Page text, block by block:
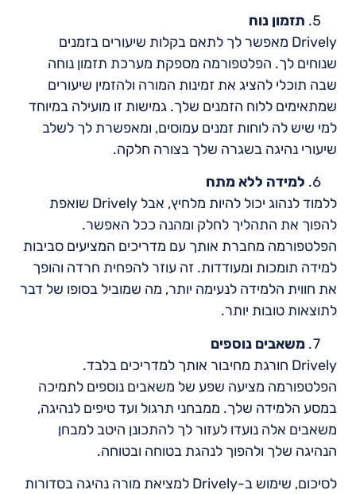
תזמון נוח
Drively מאפשר לך לתאם בקלות שיעורים בזמנים
שנוחים לך. הפלטפורמה מספקת מערכת תזמון נוחה
שבה תוכלי להציג את זמינות המורה ולהזמין שיעורים
שמתאימים ללוח הזמנים שלך. גמישות זו מועילה במיוחד
למי שיש לה לוחות זמנים עמוסים, ומאפשרת לך לשלב
שיעורי נהיגה בשגרה שלך בצורה חלקה.
למידה ללא מתח
ללמוד לנהוג יכול להיות מלחיץ, אבל Drively שואפת
להפוך את התהליך לחלק ומהנה ככל האפשר.
הפלטפורמה מחברת אותך עם מדריכים המציעים סביבות
למידה תומכות ומעודדות. זה עוזר להפחית חרדה והופך
את חווית הלמידה לנעימה יותר, מה שמוביל בסופו של דבר
לתוצאות טובות יותר.
משאבים נוספים
Drively חורגת מחיבור אותך למדריכים בלבד.
הפלטפורמה מציעה שפע של משאבים נוספים לתמיכה
במסע הלמידה שלך. ממבחני תרגול ועד טיפים לנהיגה,
משאבים אלה נועדו לעזור לך להתכונן היטב למבחן
הנהיגה שלך ולהפוך לנהגת בטוחה ובטוחה.
לסיכום, שימוש ב-Drively למציאת מורה נהיגה בסדורות